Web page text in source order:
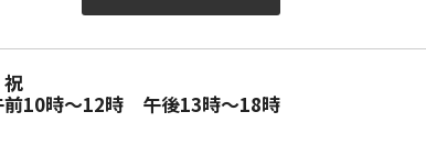
前10時～12時 午後13時～18時